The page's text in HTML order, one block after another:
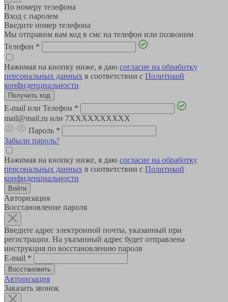
По номеру телефона
Вход с паролем
Введите номер телефона
Мы отправим вам код в смс на телефон или позвоним
Телефон *
Нажимая на кнопку ниже, я даю согласие на обработку
персональных данных в соответствии с Политикой
конфиденциальности
E-mail или Телефон *
mail@mail.ru или 7XXXXXXXXXX
Пароль *
Забыли пароль?
Нажимая на кнопку ниже, я даю согласие на обработку
персональных данных в соответствии с Политикой
конфиденциальности
Авторизация
Восстановление пароля
Введите адрес электронной почты, указанный при
регистрации. На указанный адрес будет отправлена
инструкция по восстановлению пароля
E-mail *
Авторизация
Заказать звонок